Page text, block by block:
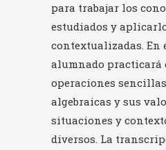
para trabajar los
estudiados y
contextualizadas. En
alumnado practicará
operaciones
algebraicas y sus
situaciones y
diversos. La